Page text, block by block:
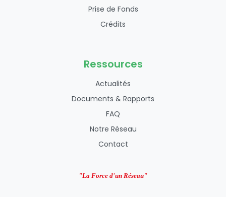
Prise de Fonds
Crédits
Ressources
Actualités
Documents & Rapports
FAQ
Notre Réseau
Contact
"La Force d'un Réseau"